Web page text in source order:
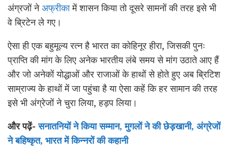
अंग्रजों नेअफ्रीकामें शासन किया तो दूसरे सामनों की तरह इसे भी
वे ब्रिटेन ले गए।
ऐसा ही एक बहुमूल्य रत्न है भारत का कोहिनूर हीरा, जिसकी पुनः
प्राप्ति की मांग के लिए अनेक भारतीय लंबे समय से मांग उठाते आए हैं
और जो अनेकों योद्धाओं और राजाओं के हाथों से होते हुए अब ब्रिटिश
साम्राज्य के हाथों में जा पहुंचा है या ऐसा कहें कि हर सामान की तरह
इसे भी अंग्रेजों ने चुरा लिया, हड़प लिया।
और पढ़ें-सनातनियों ने किया सम्मान, मुगलों ने की छेड़खानी, अंग्रेजों
ने बहिष्कृत, भारत में किन्नरों की कहानी